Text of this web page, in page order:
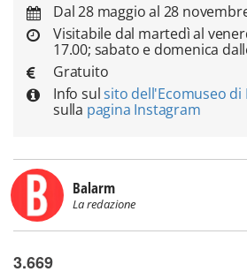
Dal 28 maggio al 28
Visitabile dal martedì al
17.00; sabato e domenica
Gratuito
Info sulsito dell'Ecomuseo di
sulla pagina Instagram
Balarm
La redazione
3.669